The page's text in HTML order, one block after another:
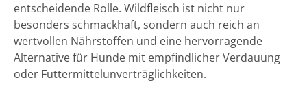
entscheidende Rolle. Wildfleisch ist nicht nur
besonders schmackhaft, sondern auch reich an
wertvollen Nährstoffen und eine hervorragende
Alternative für Hunde mit empfindlicher Verdauung
oder Futtermittelunverträglichkeiten.